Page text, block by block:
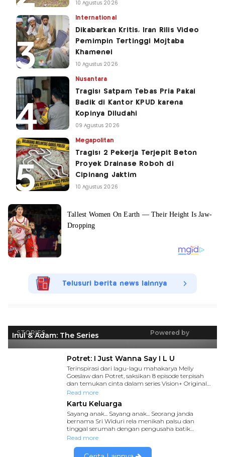
10 Agustus 2026
International
Dikabarkan Kritis, Iran Rilis Video
Pemimpin Tertinggi Mojtaba
Khamenei
10 Agustus 2026
Nusantara
Tragis! Satpam Tebas Pria Pakai
Badik di Kantor KPUD karena
Kopinya Diludahi
09 Agustus 2026
Megapolitan
Tragis! 2 Pekerja Terjepit Beton
Proyek Drainase Roboh di
Cipinang Jaktim
10 Agustus 2026
Telusuri berita news lainnya